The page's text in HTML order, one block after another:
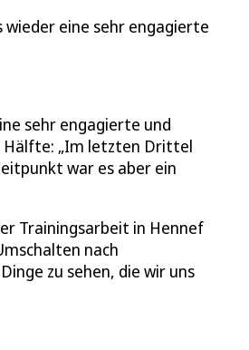
wieder eine sehr engagierte
sehr engagierte und
Hälfte: „Im letzten Drittel
war es aber ein
Trainingsarbeit in Hennef
nach
zu sehen, die wir uns